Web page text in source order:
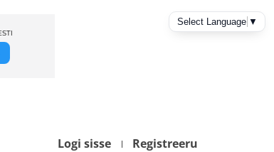
Logi sisse Registreeru